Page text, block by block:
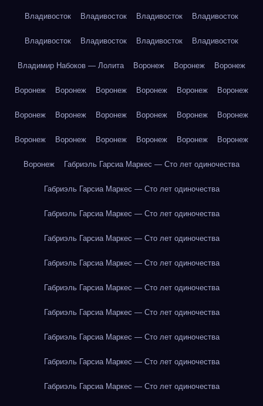
Владивосток Владивосток Владивосток Владивосток
Владивосток Владивосток Владивосток Владивосток
Владимир Набоков — Лолита Воронеж Воронеж Воронеж
Воронеж Воронеж Воронеж Воронеж Воронеж Воронеж
Воронеж Воронеж Воронеж Воронеж Воронеж Воронеж
Воронеж Воронеж Воронеж Воронеж Воронеж Воронеж
Воронеж Габриэль Гарсиа Маркес — Сто лет одиночества
Габриэль Гарсиа Маркес — Сто лет одиночества
Габриэль Гарсиа Маркес — Сто лет одиночества
Габриэль Гарсиа Маркес — Сто лет одиночества
Габриэль Гарсиа Маркес — Сто лет одиночества
Габриэль Гарсиа Маркес — Сто лет одиночества
Габриэль Гарсиа Маркес — Сто лет одиночества
Габриэль Гарсиа Маркес — Сто лет одиночества
Габриэль Гарсиа Маркес — Сто лет одиночества
Габриэль Гарсиа Маркес — Сто лет одиночества